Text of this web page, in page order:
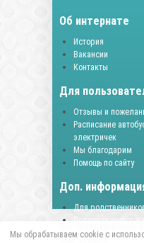
Об интернате
История
Вакансии
Контакты
Для
Отзывы и
Расписание
электричек
Мы благодарим
Помощь по сайту
Доп.
Для
Полезная
Документы
Все права защищены
дом "Ступино".
Мы обрабатываем cookie с